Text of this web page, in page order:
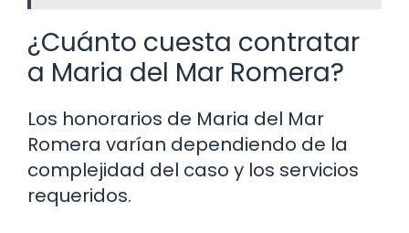
¿Cuánto cuesta contratar
a Maria del Mar Romera?
Los honorarios de Maria del Mar
Romera varían dependiendo de la
complejidad del caso y los servicios
requeridos.